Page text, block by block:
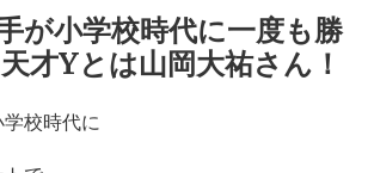
が小学校時代に一度も勝
才Yとは山岡大祐さん！
校時代に